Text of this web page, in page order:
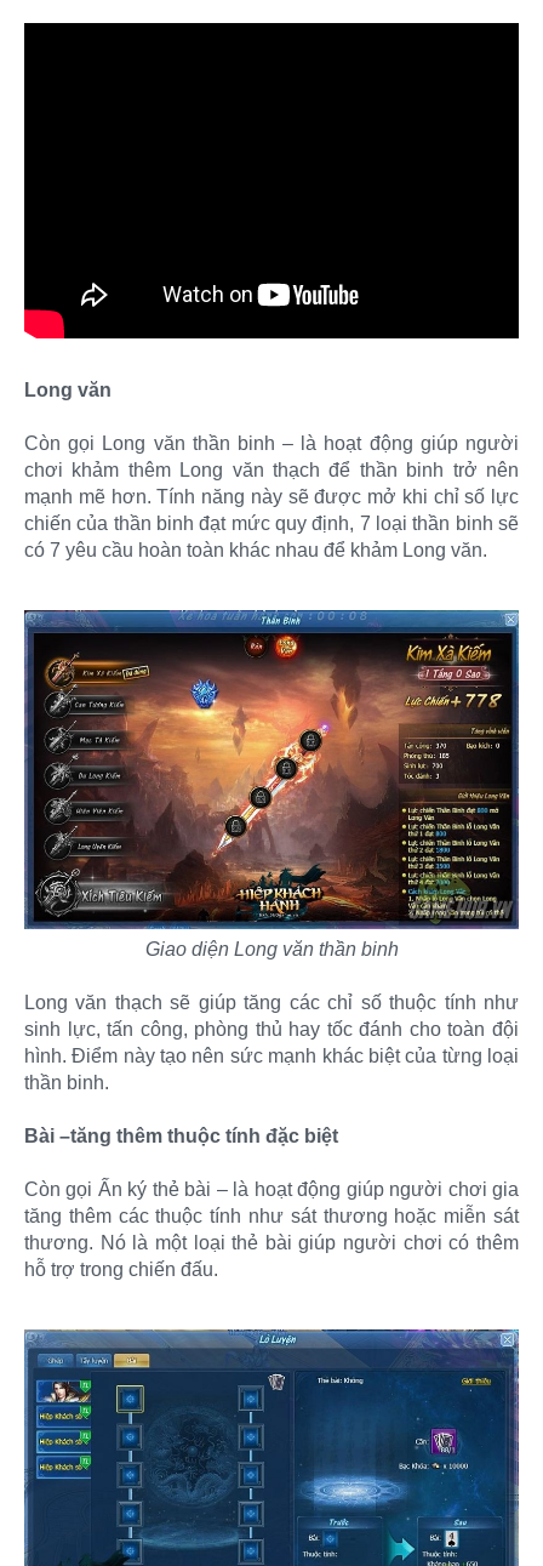
Long văn
Còn gọi Long văn thần binh – là hoạt động giúp người
chơi khảm thêm Long văn thạch để thần binh trở nên
mạnh mẽ hơn. Tính năng này sẽ được mở khi chỉ số lực
chiến của thần binh đạt mức quy định, 7 loại thần binh sẽ
có 7 yêu cầu hoàn toàn khác nhau để khảm Long văn.
Giao diện Long văn thần binh
Long văn thạch sẽ giúp tăng các chỉ số thuộc tính như
sinh lực, tấn công, phòng thủ hay tốc đánh cho toàn đội
hình. Điểm này tạo nên sức mạnh khác biệt của từng loại
thần binh.
Bài –tăng thêm thuộc tính đặc biệt
Còn gọi Ấn ký thẻ bài – là hoạt động giúp người chơi gia
tăng thêm các thuộc tính như sát thương hoặc miễn sát
thương. Nó là một loại thẻ bài giúp người chơi có thêm
hỗ trợ trong chiến đấu.